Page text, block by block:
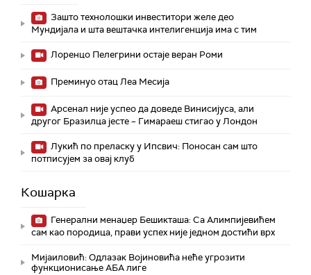
Зашто технолошки инвеститори желе део
Мундијала и шта вештачка интелигенција има с тим
Лоренцо Пелегрини остаје веран Роми
Преминуо отац Леа Месија
Арсенал није успео да доведе Винисијуса, али
другог Бразилца јесте – Гимараеш стигао у Лондон
Лукић по преласку у Ипсвич: Поносан сам што
потписујем за овај клуб
Кошарка
Генерални менаџер Бешикташа: Са Алимпијевићем
сам као породица, прави успех није једном достићи врх
Мијаиловић: Одлазак Војиновића неће угрозити
функционисање АБА лиге